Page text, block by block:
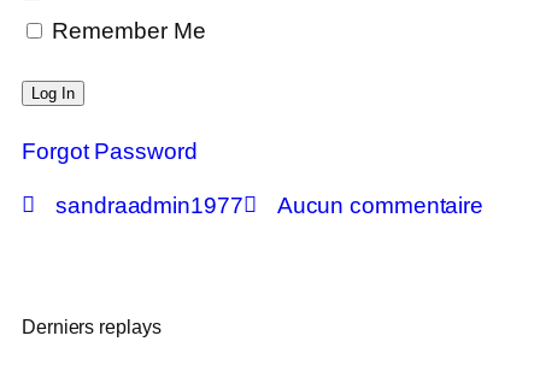
Remember Me
Forgot Password
sandraadmin1977 Aucun commentaire
Derniers replays